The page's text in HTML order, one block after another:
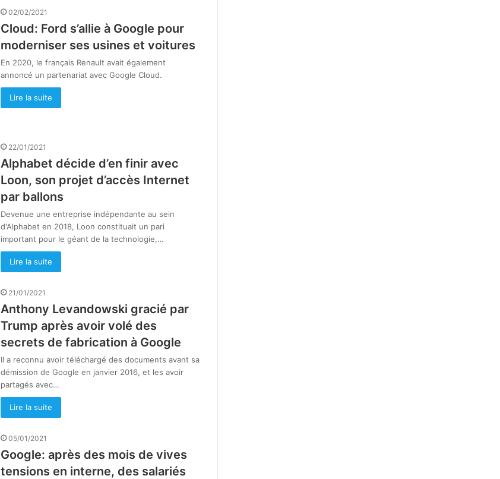
02/02/2021
Cloud: Ford s’allie à Google pour
moderniser ses usines et voitures
En 2020, le français Renault avait également
annoncé un partenariat avec Google Cloud.
Lire la suite
22/01/2021
Alphabet décide d’en finir avec
Loon, son projet d’accès Internet
par ballons
Devenue une entreprise indépendante au sein
d'Alphabet en 2018, Loon constituait un pari
important pour le géant de la technologie,…
Lire la suite
21/01/2021
Anthony Levandowski gracié par
Trump après avoir volé des
secrets de fabrication à Google
Il a reconnu avoir téléchargé des documents avant sa
démission de Google en janvier 2016, et les avoir
partagés avec…
Lire la suite
05/01/2021
Google: après des mois de vives
tensions en interne, des salariés